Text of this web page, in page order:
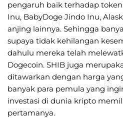
pengaruh baik terhadap
Inu, BabyDoge Jindo Inu,
anjing lainnya. Sehingga
supaya tidak kehilangan
dahulu mereka telah
Dogecoin. SHIB juga
ditawarkan dengan harga
banyak para pemula yang
investasi di dunia kripto
pertamanya.